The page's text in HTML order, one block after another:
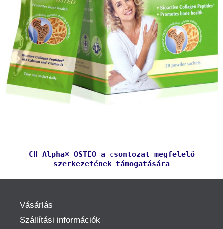
CH Alpha® OSTEO a csontozat megfelelő
szerkezetének támogatására
Vásárlás
Szállítási információk